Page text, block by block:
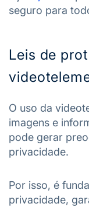
seguro para
Leis de
O uso da
imagens e
pode gerar
privacidade.
Por isso, é
privacidade,